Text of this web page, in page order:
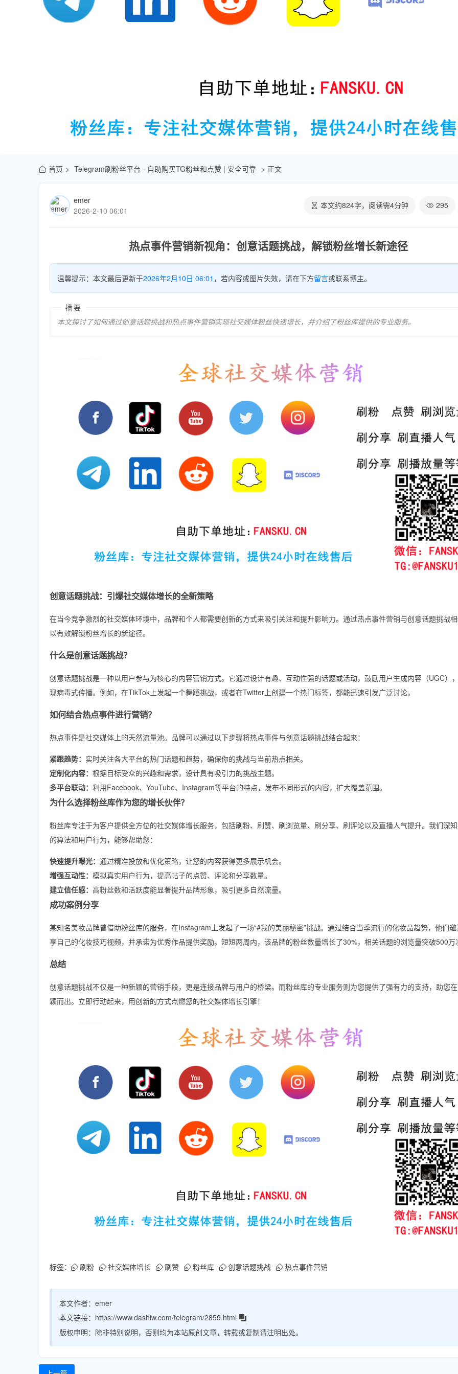
首页 Telegram刷粉丝平台 - 自助购买TG粉丝和点赞 | 安全可靠 正文
emer
2026-2-10 06:01
本文约824字，阅读需4分钟 295
热点事件营销新视角：创意话题挑战，解锁粉丝增长新途径
温馨提示：本文最后更新于2026年2月10日 06:01 ，若内容或图片失效，请在下方留言或联系博主。
摘要
本文探讨了如何通过创意话题挑战和热点事件营销实现社交媒体粉丝快速增长，并介绍了粉丝库提供的专业服务。
创意话题挑战：引爆社交媒体增长的全新策略
在当今竞争激烈的社交媒体环境中，品牌和个人都需要创新的方式来吸引关注和提升影响力。通过热点事件营销与创意话题挑战
以有效解锁粉丝增长的新途径。
什么是创意话题挑战？
创意话题挑战是一种以用户参与为核心的内容营销方式。它通过设计有趣、互动性强的话题或活动，鼓励用户生成内容（UGC）
现病毒式传播。例如，在TikTok上发起一个舞蹈挑战，或者在Twitter上创建一个热门标签，都能迅速引发广泛讨论。
如何结合热点事件进行营销？
热点事件是社交媒体上的天然流量池。品牌可以通过以下步骤将热点事件与创意话题挑战结合起来：
紧跟趋势： 实时关注各大平台的热门话题和趋势，确保你的挑战与当前热点相关。
定制化内容： 根据目标受众的兴趣和需求，设计具有吸引力的挑战主题。
多平台联动： 利用Facebook、YouTube、Instagram等平台的特点，发布不同形式的内容，扩大覆盖范围。
为什么选择粉丝库作为您的增长伙伴？
粉丝库专注于为客户提供全方位的社交媒体增长服务，包括刷粉、刷赞、刷浏览量、刷分享、刷评论以及直播人气提升。我们深
的算法和用户行为，能够帮助您：
快速提升曝光： 通过精准投放和优化策略，让您的内容获得更多展示机会。
增强互动性： 模拟真实用户行为，提高帖子的点赞、评论和分享数量。
建立信任感： 高粉丝数和活跃度能显著提升品牌形象，吸引更多自然流量。
成功案例分享
某知名美妆品牌曾借助粉丝库的服务，在Instagram上发起了一场“#我的美丽秘密”挑战。通过结合当季流行的化妆品趋势，他们
享自己的化妆技巧视频，并承诺为优秀作品提供奖励。短短两周内，该品牌的粉丝数量增长了30%，相关话题的浏览量突破500万
总结
创意话题挑战不仅是一种新颖的营销手段，更是连接品牌与用户的桥梁。而粉丝库的专业服务则为您提供了强有力的支持，助您
颖而出。立即行动起来，用创新的方式点燃您的社交媒体增长引擎！
标签： 刷粉 社交媒体增长 刷赞 粉丝库 创意话题挑战 热点事件营销
本文作者： emer
本文链接： https://www.dashiw.com/telegram/2859.html
版权申明： 除非特别说明，否则均为本站原创文章，转载或复制请注明出处。